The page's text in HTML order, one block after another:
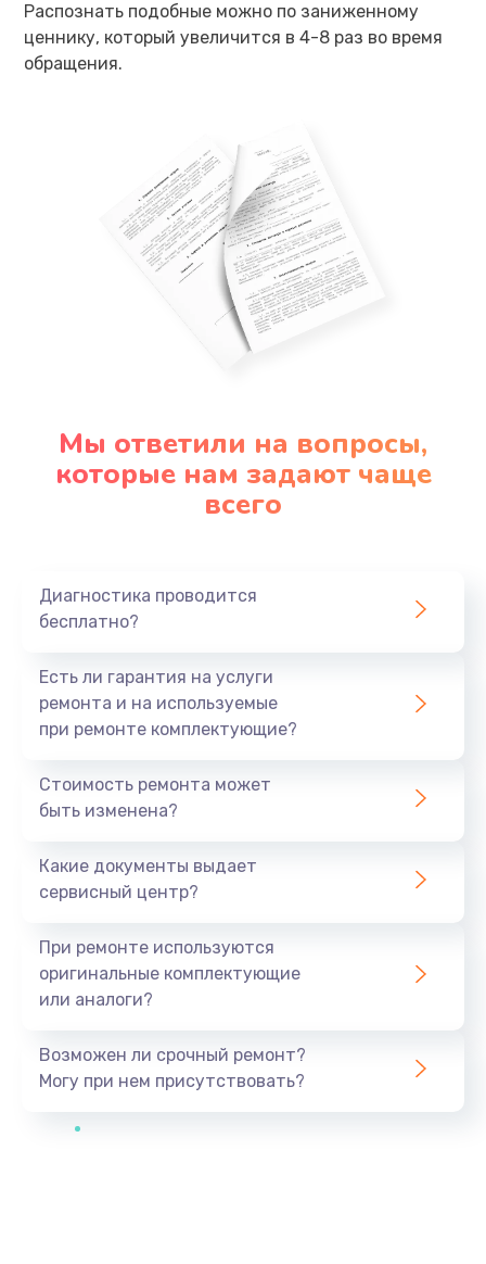
Распознать подобные можно по заниженному
ценнику, который увеличится в 4-8 раз во время
обращения.
Мы ответили на вопросы,
которые нам задают чаще
всего
Диагностика проводится
бесплатно?
Есть ли гарантия на услуги
ремонта и на используемые
при ремонте комплектующие?
Стоимость ремонта может
быть изменена?
Какие документы выдает
сервисный центр?
При ремонте используются
оригинальные комплектующие
или аналоги?
Возможен ли срочный ремонт?
Могу при нем присутствовать?